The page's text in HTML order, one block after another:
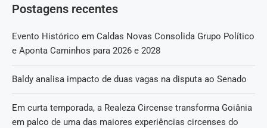
Postagens recentes
Evento Histórico em Caldas Novas Consolida Grupo Político
e Aponta Caminhos para 2026 e 2028
Baldy analisa impacto de duas vagas na disputa ao Senado
Em curta temporada, a Realeza Circense transforma Goiânia
em palco de uma das maiores experiências circenses do